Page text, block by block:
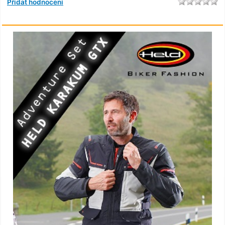
Přidat hodnocení